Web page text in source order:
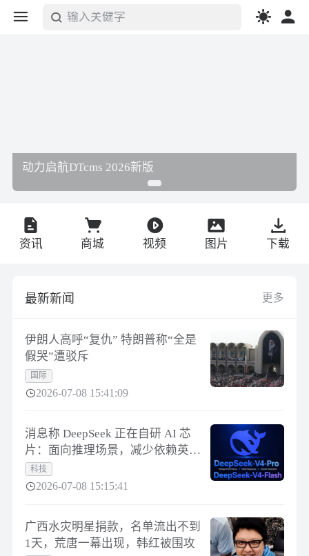
输入关健字 搜索
动力启航DTcms 2026新版
资讯 商城 视频 图片 下载
最新新闻 更多
伊朗人高呼“复仇” 特朗普称“全是
假哭”遭驳斥
国际
2026-07-08 15:41:09
消息称 DeepSeek 正在自研 AI 芯
片：面向推理场景，减少依赖英伟
达、华为
科技
2026-07-08 15:15:41
广西水灾明星捐款，名单流出不到
1天，荒唐一幕出现，韩红被围攻